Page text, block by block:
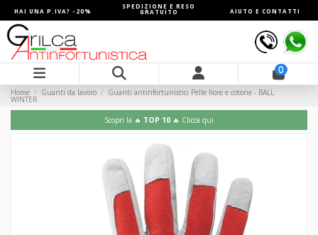
HAI UNA P.IVA? -20%
SPEDIZIONE E RESO
GRATUITO AIUTO E CONTATTI
0
Home Guanti da lavoro Guanti antinfortunistici Pelle fiore e cotone - BALL
WINTER
Scopri la 🔥 TOP 10 🔥 Clicca qui